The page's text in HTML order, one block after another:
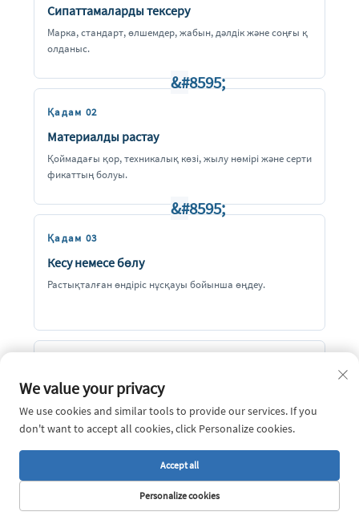
Сипаттамаларды тексеру
Марка, стандарт, өлшемдер, жабын, дәлдік және соңғы қ
олданыс.
Қадам 02
Материалды растау
Қоймадағы қор, техникалық көзі, жылу нөмірі және серти
фикаттың болуы.
Қадам 03
Кесу немесе бөлу
Растықталған өндіріс нұсқауы бойынша өңдеу.
Бетін қорғау
Тасымалдау мен жұмыс істеу үшін плёнка, қағаз немесе б
асқа келісілген қорғау.
Ақырындағы тексеру
We value your privacy
We use cookies and similar tools to provide our services. If you
don't want to accept all cookies, click Personalize cookies.
Personalize cookies
Accept all